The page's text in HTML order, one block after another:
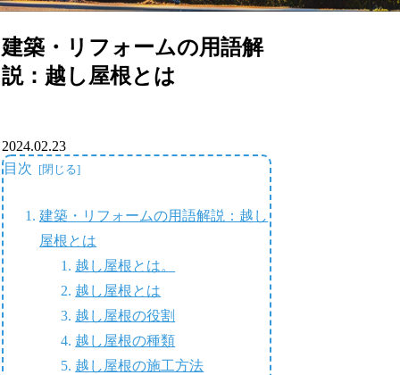
建築・リフォームの用語解
説：越し屋根とは
2024.02.23
目次
建築・リフォームの用語解説：越し
屋根とは
越し屋根とは。
越し屋根とは
越し屋根の役割
越し屋根の種類
越し屋根の施工方法